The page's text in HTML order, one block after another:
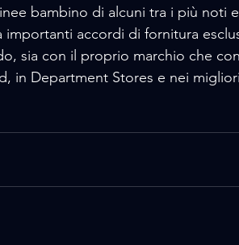
bambino di alcuni tra i più noti
accordi di fornitura
sia con il proprio marchio che
in Department Stores e nei